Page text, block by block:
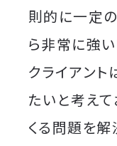
則的に一定
ら非常に強い
クライアン
たいと考え
くる問題を